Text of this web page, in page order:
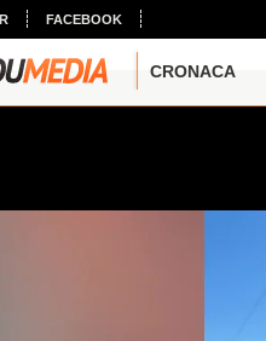
FACEBOOK
CRONACA